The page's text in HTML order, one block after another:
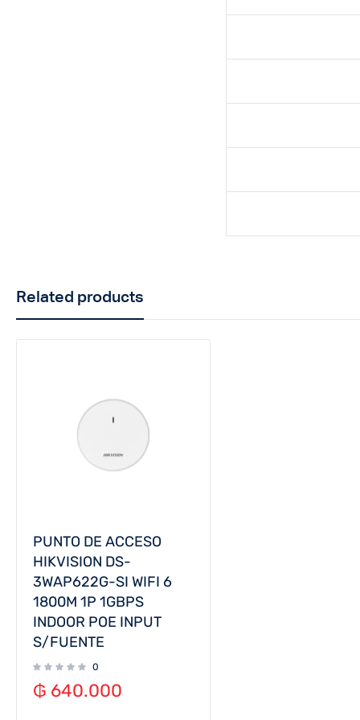
Related products
PUNTO DE ACCESO
HIKVISION DS-
3WAP622G-SI WIFI 6
1800M 1P 1GBPS
INDOOR POE INPUT
S/FUENTE
0
₲ 640.000